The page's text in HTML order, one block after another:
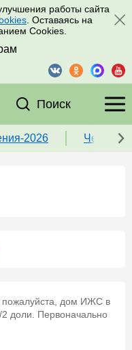
работы сайта
. Оставаясь на
Cookies.
Поиск
2026 Чек-
пожалуйста, дом ИЖС в
доли. Первоначально